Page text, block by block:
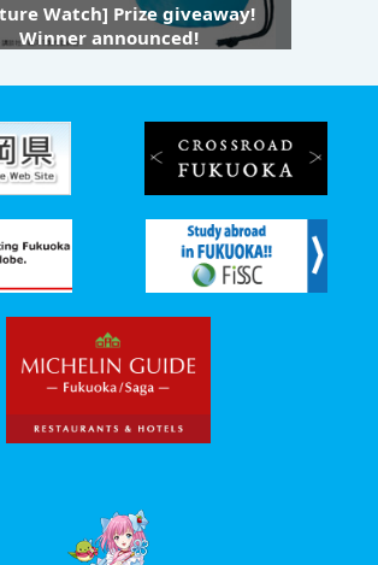
Watch] Prize giveaway!
Winner announced!